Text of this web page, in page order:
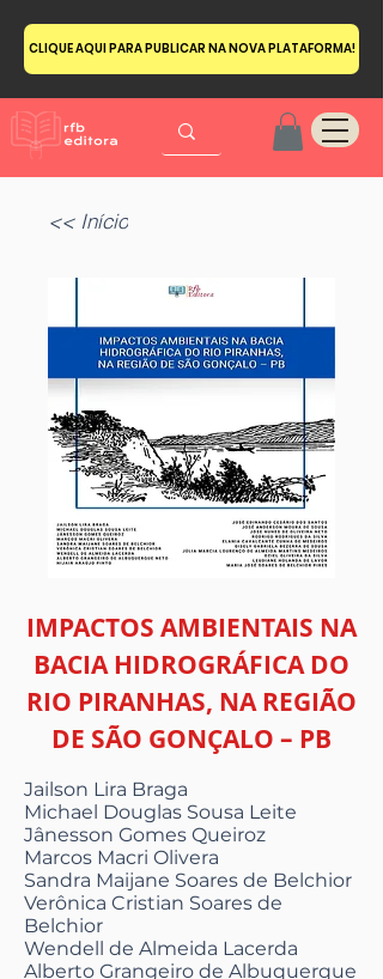
CLIQUE AQUI PARA PUBLICAR NA NOVA PLATAFORMA!
<< Início
IMPACTOS AMBIENTAIS NA
BACIA HIDROGRÁFICA DO
RIO PIRANHAS, NA REGIÃO
DE SÃO GONÇALO – PB
Jailson Lira Braga
Michael Douglas Sousa Leite
Jânesson Gomes Queiroz
Marcos Macri Olivera
Sandra Maijane Soares de Belchior
Verônica Cristian Soares de
Belchior
Wendell de Almeida Lacerda
Alberto Grangeiro de Albuquerque